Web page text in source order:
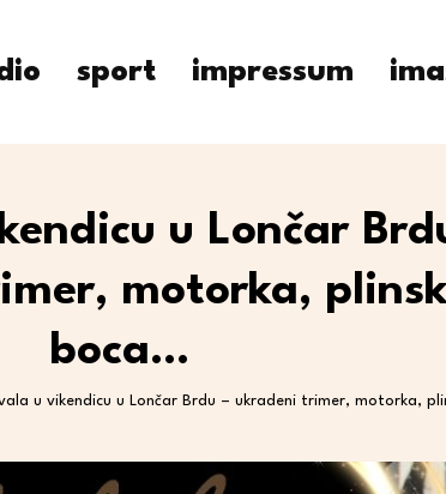
sport impressum
u Lončar
motorka,
boca…
u vikendicu u Lončar Brdu – ukradeni trimer, motorka,